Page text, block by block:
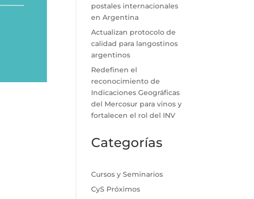
postales internacionales
en Argentina
Actualizan protocolo de
calidad para langostinos
argentinos
Redefinen el
reconocimiento de
Indicaciones Geográficas
del Mercosur para vinos y
fortalecen el rol del INV
Categorías
Cursos y Seminarios
CyS Próximos